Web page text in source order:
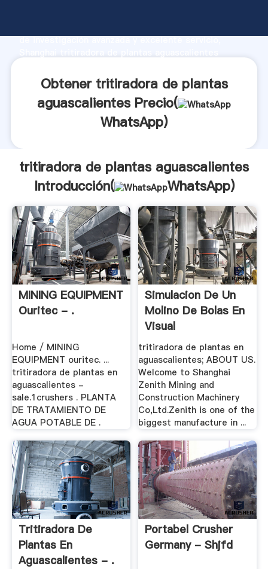
de investigación avanzada y excelente servicio,
clientes.Obtener tritiradora de plantas
aguascalientes Precio(
WhatsApp)
tritiradora de plantas aguascalientes
Introducción(
WhatsApp)
MINING EQUIPMENT
Ouritec - .
Home / MINING
EQUIPMENT ouritec. ...
tritiradora de plantas en
aguascalientes -
sale.1crushers . PLANTA
DE TRATAMIENTO DE
AGUA POTABLE DE .
Simulacion De Un
Molino De Bolas En
Visual
tritiradora de plantas en
aguascalientes; ABOUT US.
Welcome to Shanghai
Zenith Mining and
Construction Machinery
Co,Ltd.Zenith is one of the
biggest manufacture in ...
Tritiradora De
Plantas En
Aguascalientes - .
Portabel Crusher
Germany - Shjfd